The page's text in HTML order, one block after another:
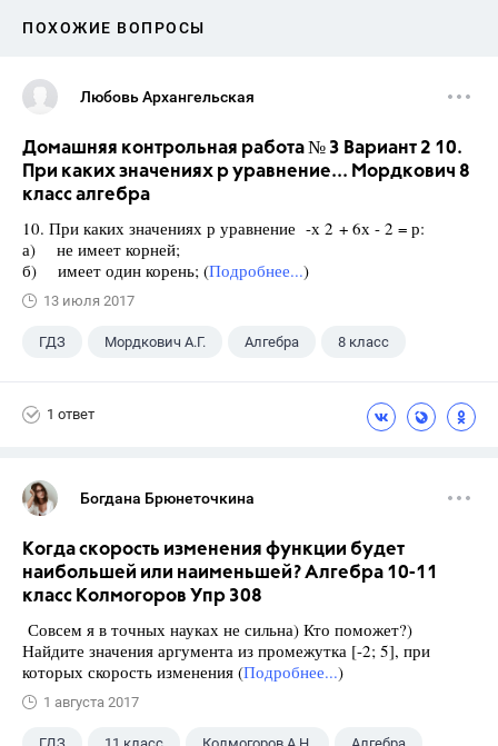
ПОХОЖИЕ ВОПРОСЫ
Любовь Архангельская
Домашняя контрольная работа № 3 Вариант 2 10.
При каких значениях р уравнение... Мордкович 8
класс алгебра
10. При каких значениях р уравнение -х 2 + 6х - 2 = р:
а) не имеет корней;
б) имеет один корень; (Подробнее...)
13 июля 2017
ГДЗ Мордкович А.Г. Алгебра 8 класс
1 ответ
Богдана Брюнеточкина
Когда скорость изменения функции будет
наибольшей или наименьшей? Алгебра 10-11
класс Колмогоров Упр 308
Совсем я в точных науках не сильна) Кто поможет?)
Найдите значения аргумента из промежутка [-2; 5], при
которых скорость изменения (Подробнее...)
1 августа 2017